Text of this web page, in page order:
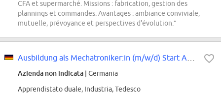
CFA et supermarché. Missions : fabrication, gestion des
plannings et commandes. Avantages : ambiance conviviale,
mutuelle, prévoyance et perspectives d'évolution.”
Azienda non indicata | Germania
Apprendistato duale, Industria, Tedesco